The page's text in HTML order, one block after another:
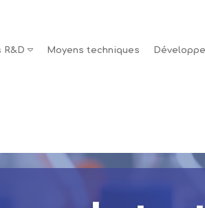
R&D Moyens techniques